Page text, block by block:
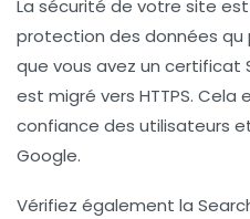
La sécurité de votre site
protection des données qu
que vous avez un certificat
est migré vers HTTPS. Cela
confiance des utilisateurs
Google.
Vérifiez également la